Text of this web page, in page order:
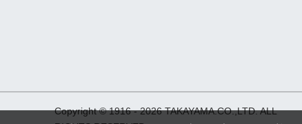
Copyright © 1916- 2026 TAKAYAMA.CO.,LTD. ALL